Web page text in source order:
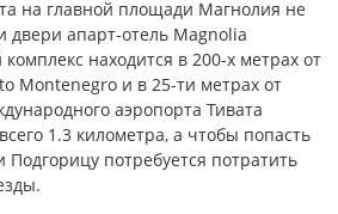
на главной площади Магнолия не
двери апарт-отель Magnolia
находится в 200-х метрах от
Montenegro и в 25-ти метрах от
аэропорта Тивата
1.3 километра, а чтобы попасть
Подгорицу потребуется потратить